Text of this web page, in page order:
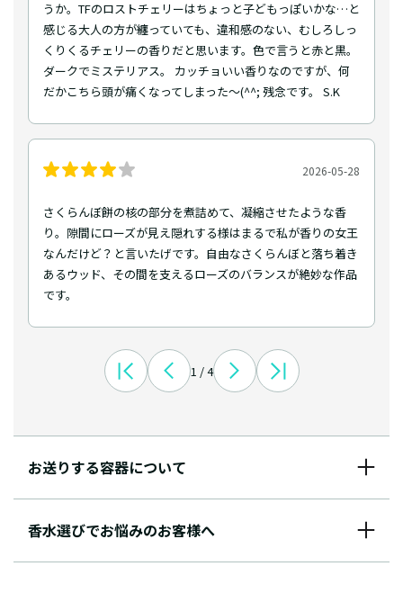
うか。TFのロストチェリーはちょっと子どもっぽいかな…と
感じる大人の方が纏っていても、違和感のない、むしろしっ
くりくるチェリーの香りだと思います。色で言うと赤と黒。
ダークでミステリアス。 カッチョいい香りなのですが、何
だかこちら頭が痛くなってしまった～(^^; 残念です。 S.K
2026-05-28
さくらんぼ餅の核の部分を煮詰めて、凝縮させたような香
り。隙間にローズが見え隠れする様はまるで私が香りの女王
なんだけど？と言いたげです。自由なさくらんぼと落ち着き
あるウッド、その間を支えるローズのバランスが絶妙な作品
です。
1 / 4
お送りする容器について
香水選びでお悩みのお客様へ